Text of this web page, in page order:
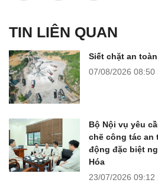
TIN LIÊN QUAN
Siết chặt an
07/08/2026 08:50
Bộ Nội vụ yêu
chẽ công tác an
động đặc biệt
Hóa
23/07/2026 09:12